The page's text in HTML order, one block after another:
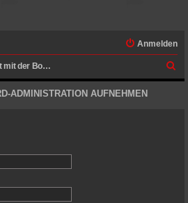
Anmelden
Kontakt mit der Board-Administration aufnehmen
u
ADMINISTRATION AUFNEHMEN